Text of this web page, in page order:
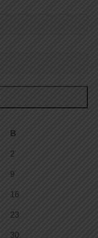
B
2
9
16
23
30